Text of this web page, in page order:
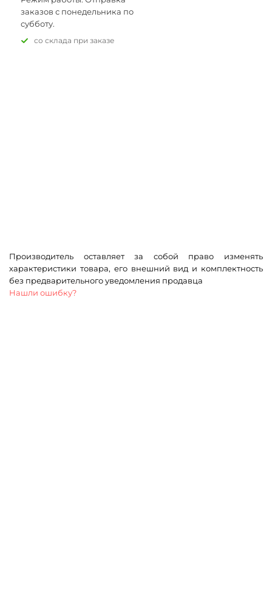
заказов с понедельника по
субботу.
Со склада при заказе
Производитель оставляет за собой право изменять
характеристики товара, его внешний вид и комплектность
без предварительного уведомления продавца
Нашли ошибку?